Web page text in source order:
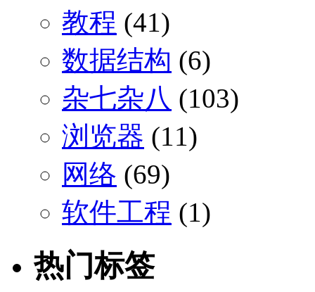
教程 (41)
数据结构 (6)
杂七杂八 (103)
浏览器 (11)
网络 (69)
软件工程 (1)
热门标签